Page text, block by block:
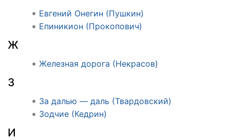
Евгений Онегин (Пушкин)
Епиникион (Прокопович)
Ж
Железная дорога (Некрасов)
З
За далью — даль (Твардовский)
Зодчие (Кедрин)
И